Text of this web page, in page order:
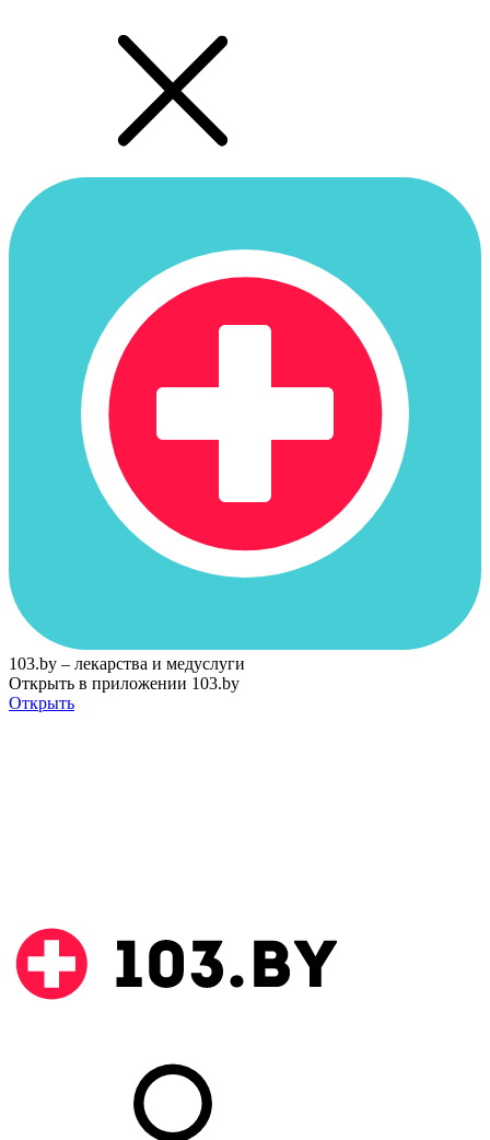
103.by – лекарства и медуслуги
Открыть в приложении 103.by
Открыть